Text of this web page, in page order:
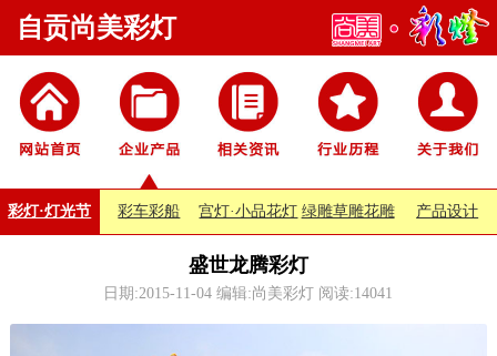
自贡尚美彩灯
彩灯·灯光节 彩车彩船 宫灯·小品花灯 绿雕草雕花雕 产品设计
盛世龙腾彩灯
日期:2015-11-04 编辑:尚美彩灯 阅读:14041